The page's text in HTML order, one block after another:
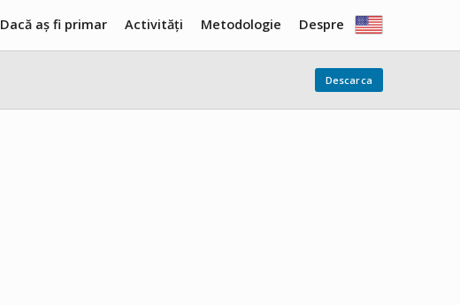
Despre
Metodologie
Activități
Dacă aș fi primar
Descarca